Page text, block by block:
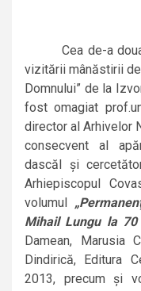
Cea de-a
vizitării mânăstirii
Domnului” de la
fost omagiat
director al Arhivelor
consecvent al
dascăl şi
Arhiepiscopul
volumul
Mihail Lungu la 70
Damean, Marusia
Dindirică, Editura
2013, precum şi